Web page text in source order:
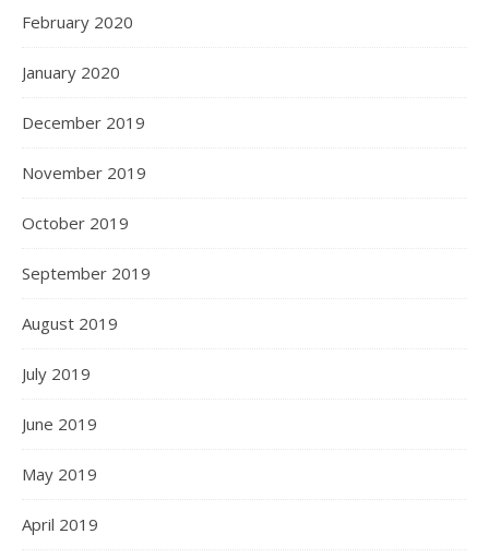
February 2020
January 2020
December 2019
November 2019
October 2019
September 2019
August 2019
July 2019
June 2019
May 2019
April 2019